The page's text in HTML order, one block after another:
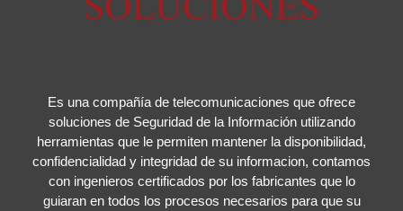
Es una compañía de telecomunicaciones que ofrece
soluciones de Seguridad de la Información utilizando
herramientas que le permiten mantener la disponibilidad,
confidencialidad y integridad de su informacion, contamos
con ingenieros certificados por los fabricantes que lo
guiaran en todos los procesos necesarios para que su